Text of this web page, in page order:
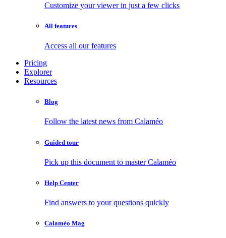
Customize your viewer in just a few clicks
All features
Access all our features
Pricing
Explorer
Resources
Blog
Follow the latest news from Calaméo
Guided tour
Pick up this document to master Calaméo
Help Center
Find answers to your questions quickly
Calaméo Mag